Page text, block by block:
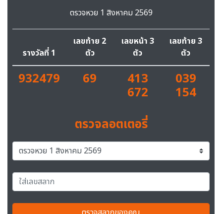
ตรวจหวย 1 สิงหาคม 2569
รางวัลที่ 1
เลขท้าย 2
ตัว
เลขหน้า 3
ตัว
เลขท้าย 3
ตัว
932479 69 413
672
039
154
ตรวจลอตเตอรี่